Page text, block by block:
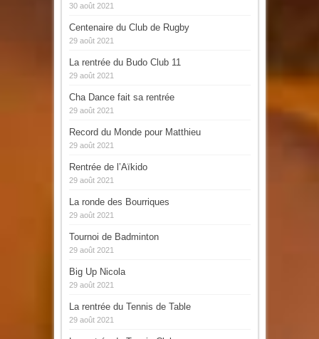
30 août 2021
Centenaire du Club de Rugby
29 août 2021
La rentrée du Budo Club 11
29 août 2021
Cha Dance fait sa rentrée
29 août 2021
Record du Monde pour Matthieu
29 août 2021
Rentrée de l’Aïkido
29 août 2021
La ronde des Bourriques
29 août 2021
Tournoi de Badminton
29 août 2021
Big Up Nicola
29 août 2021
La rentrée du Tennis de Table
29 août 2021